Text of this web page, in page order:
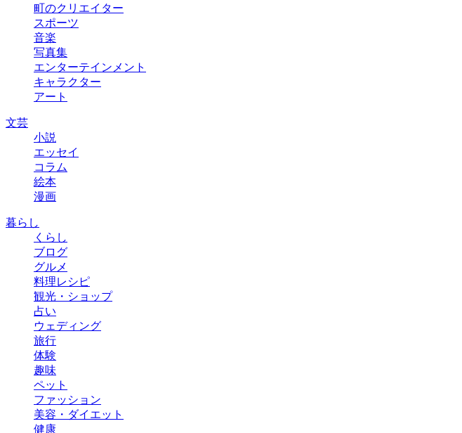
町のクリエイター
スポーツ
音楽
写真集
エンターテインメント
キャラクター
アート
文芸
小説
エッセイ
コラム
絵本
漫画
暮らし
くらし
ブログ
グルメ
料理レシピ
観光・ショップ
占い
ウェディング
旅行
体験
趣味
ペット
ファッション
美容・ダイエット
健康